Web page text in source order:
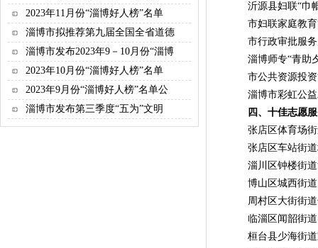
2023年11月份“淄博好人榜”名单
淄博市拟推荐第九届全国全省道德
淄博市发布2023年9－10月份“淄博
2023年10月份“淄博好人榜”名单
2023年9月份“淄博好人榜”名单公
淄博市发布第三季度“五为”文明
沂源县妇联“巾帼
市妇联家庭教育“
市行政审批服务
淄博师专“青助夕
市公共资源投资
淄博市彩虹公益
四、十佳志愿
张店区体育场街
张店区车站街道
淄川区钟楼街道
博山区城西街道
周村区大街街
临淄区闻韶街道
桓台县少海街道